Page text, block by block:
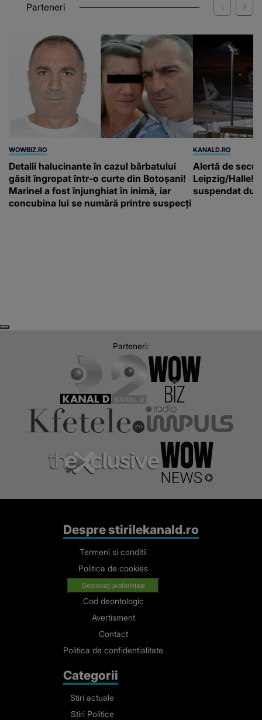
Parteneri
WOWBIZ.RO
Detalii halucinante în cazul bărbatului
găsit îngropat într-o curte din Botoșani!
Marinel a fost înjunghiat în inimă, iar
concubina lui se numără printre suspecți
KANALD.RO
Alertă de
Leipzig/Halle!
suspendat
Parteneri:
Despre stirilekanald.ro
Termeni si conditii
Politica de cookies
Gestionați preferințele
Cod deontologic
Avertisment
Contact
Politica de confidentialitate
Categorii
Stiri actuale
Stiri Politice